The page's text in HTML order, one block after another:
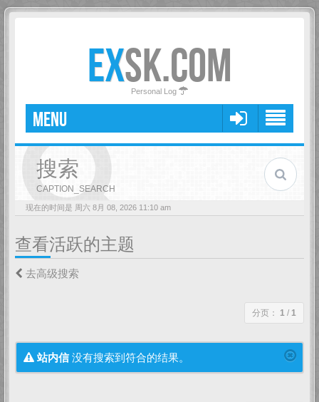
EXSK.COM
Personal Log
MENU
搜索
CAPTION_SEARCH
现在的时间是 周六 8月 08, 2026 11:10 am
查看活跃的主题
去高级搜索
分页： 1 / 1
站内信没有搜索到符合的结果。